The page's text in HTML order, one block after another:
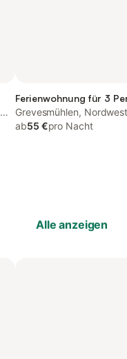
Ferienwohnung für 3
Grevesmühlen,
(Wismar und Umgebung)
ab55 €pro Nacht
Alle anzeigen